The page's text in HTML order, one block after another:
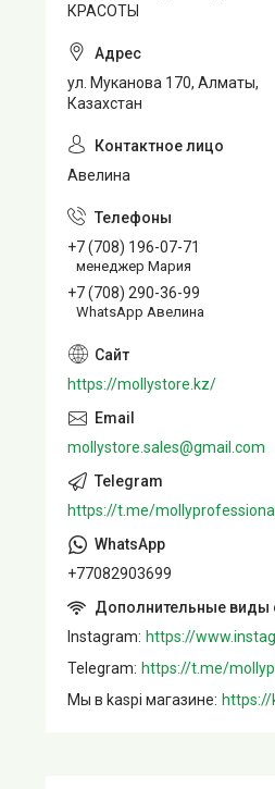
КРАСОТЫ
ул. Муканова 170, Алматы,
Казахстан
Авелина
+7 (708) 196-07-71
менеджер Мария
+7 (708) 290-36-99
WhatsApp Авелина
https://mollystore.kz/
mollystore.sales@gmail.com
+77082903699
Instagram
Telegram
Мы в kaspi магазине